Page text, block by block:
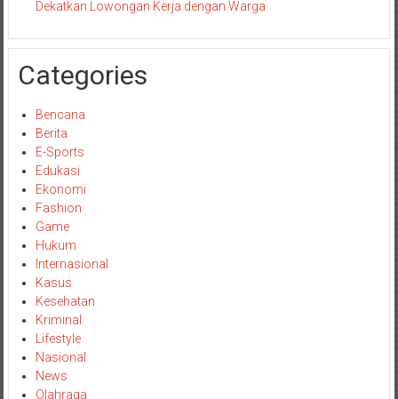
Dekatkan Lowongan Kerja dengan Warga
Categories
Bencana
Berita
E-Sports
Edukasi
Ekonomi
Fashion
Game
Hukum
Internasional
Kasus
Kesehatan
Kriminal
Lifestyle
Nasional
News
Olahraga